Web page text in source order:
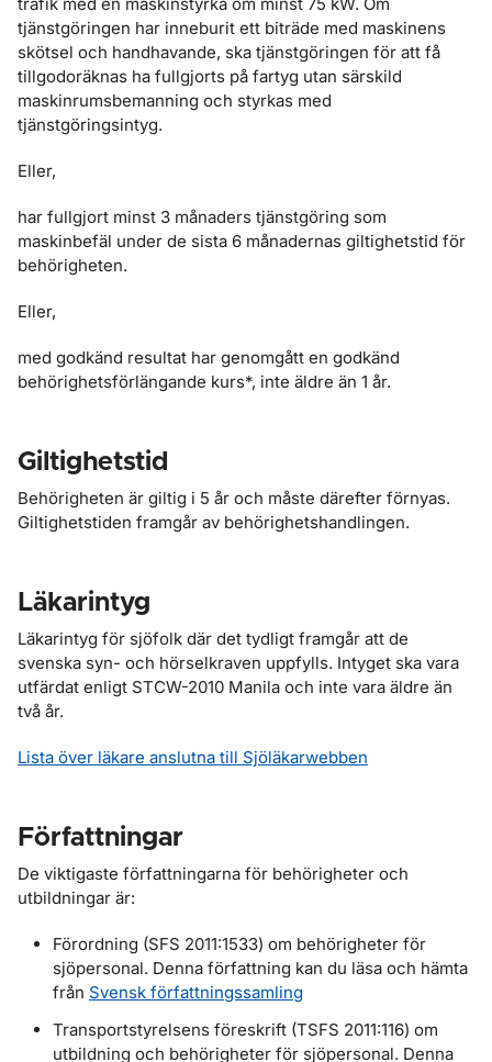
tjänstgöringen har inneburit ett biträde med maskinens
skötsel och handhavande, ska tjänstgöringen för att få
tillgodoräknas ha fullgjorts på fartyg utan särskild
maskinrumsbemanning och styrkas med
tjänstgöringsintyg.
Eller,
har fullgjort minst 3 månaders tjänstgöring som
maskinbefäl under de sista 6 månadernas giltighetstid för
behörigheten.
Eller,
med godkänd resultat har genomgått en godkänd
behörighetsförlängande kurs*, inte äldre än 1 år.
Giltighetstid
Behörigheten är giltig i 5 år och måste därefter förnyas.
Giltighetstiden framgår av behörighetshandlingen.
Läkarintyg
Läkarintyg för sjöfolk där det tydligt framgår att de
svenska syn- och hörselkraven uppfylls. Intyget ska vara
utfärdat enligt STCW-2010 Manila och inte vara äldre än
två år.
Lista över läkare anslutna till Sjöläkarwebben
Författningar
De viktigaste författningarna för behörigheter och
utbildningar är:
Förordning (SFS 2011:1533) om behörigheter för
sjöpersonal. Denna författning kan du läsa och hämta
från Svensk författningssamling
Transportstyrelsens föreskrift (TSFS 2011:116) om
utbildning och behörigheter för sjöpersonal. Denna